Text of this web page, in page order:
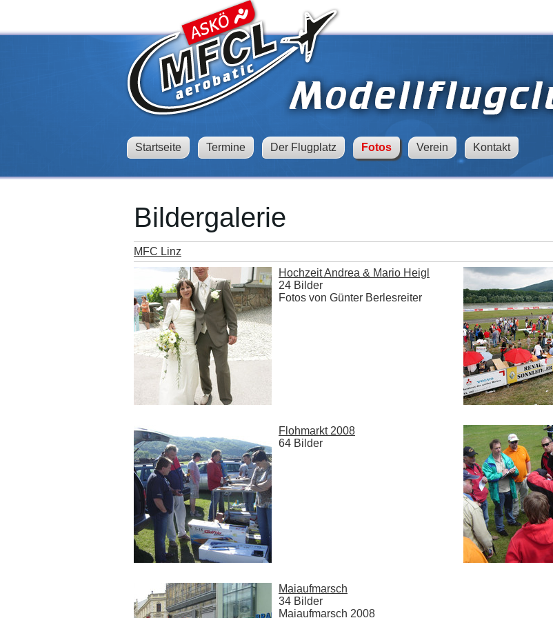
Startseite Termine Der Flugplatz Fotos Verein Kontakt
Bildergalerie
MFC Linz
Hochzeit Andrea & Mario Heigl
24 Bilder
Fotos von Günter Berlesreiter
Flohmarkt 2008
64 Bilder
Maiaufmarsch
34 Bilder
Maiaufmarsch 2008